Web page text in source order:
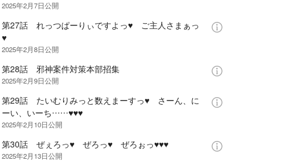
2025年2月7日公開
第27話 れっつぱーりぃですよっ♥ ご主人さまぁっ
♥
2025年2月8日公開
第28話 邪神案件対策本部招集
2025年2月9日公開
第29話 たいむりみっと数えまーすっ♥ さーん、に
ーい、いーち……♥♥♥
2025年2月10日公開
第30話 ぜぇろっ♥ ぜろっ♥ ぜろぉっ♥♥♥
2025年2月13日公開